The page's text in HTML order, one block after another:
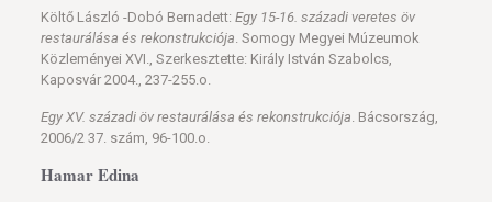
Költő László -Dobó Bernadett: Egy 15-16. századi veretes öv
restaurálása és rekonstrukciója. Somogy Megyei Múzeumok
Közleményei XVI., Szerkesztette: Király István Szabolcs,
Kaposvár 2004., 237-255.o.
Egy XV. századi öv restaurálása és rekonstrukciója. Bácsország,
2006/2 37. szám, 96-100.o.
Hamar Edina